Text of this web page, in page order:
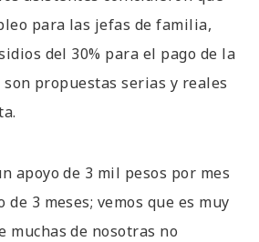
para las jefas de familia,
del 30% para el pago de la
propuestas serias y reales
apoyo de 3 mil pesos por mes
3 meses; vemos que es muy
muchas de nosotras no